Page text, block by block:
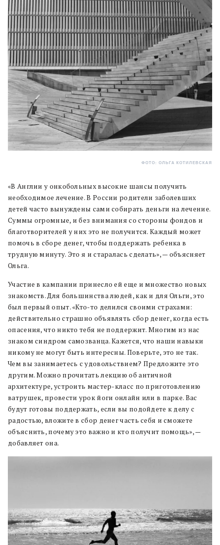
ФОТО: ОЛЬГА КОТИЛЕВСКАЯ
«В Англии у онкобольных высокие шансы получить
необходимое лечение. В России родители заболевших
детей часто вынуждены сами собирать деньги на лечение.
Суммы огромные, и без внимания со стороны фондов и
благотворителей у них это не получится. Каждый может
помочь в сборе денег, чтобы поддержать ребенка в
трудную минуту. Это я и старалась сделать», — объясняет
Ольга.
Участие в кампании принесло ей еще и множество новых
знакомств. Для большинства людей, как и для Ольги, это
был первый опыт. «Кто-то делился своими страхами:
действительно страшно объявлять сбор денег, когда есть
опасения, что никто тебя не поддержит. Многим из нас
знаком синдром самозванца. Кажется, что наши навыки
никому не могут быть интересны. Поверьте, это не так.
Чем вы занимаетесь с удовольствием? Предложите это
другим. Можно прочитать лекцию об античной
архитектуре, устроить мастер-класс по приготовлению
ватрушек, провести урок йоги онлайн или в парке. Вас
будут готовы поддержать, если вы подойдете к делу с
радостью, вложите в сбор денег часть себя и сможете
объяснить, почему это важно и кто получит помощь», —
добавляет она.